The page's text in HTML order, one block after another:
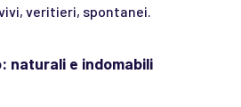
veritieri, spontanei.
naturali e indomabili